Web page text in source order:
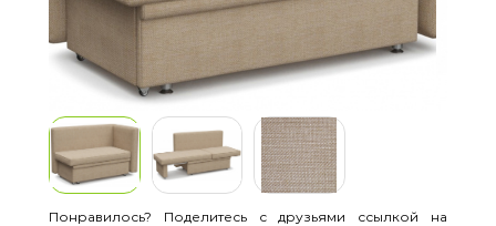
Понравилось? Поделитесь с друзьями ссылкой на